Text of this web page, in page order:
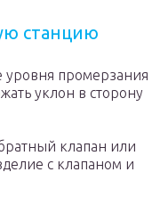
станцию
промерзания
уклон в сторону
клапан или
с клапаном и